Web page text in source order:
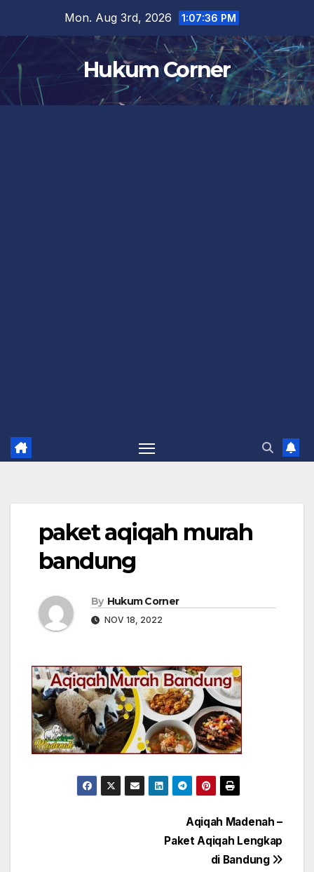
content
Mon. Aug 3rd, 2026 1:07:36 PM
Hukum Corner
paket aqiqah murah
bandung
By Hukum Corner
NOV 18, 2022
Aqiqah Madenah –
Paket Aqiqah Lengkap
di Bandung